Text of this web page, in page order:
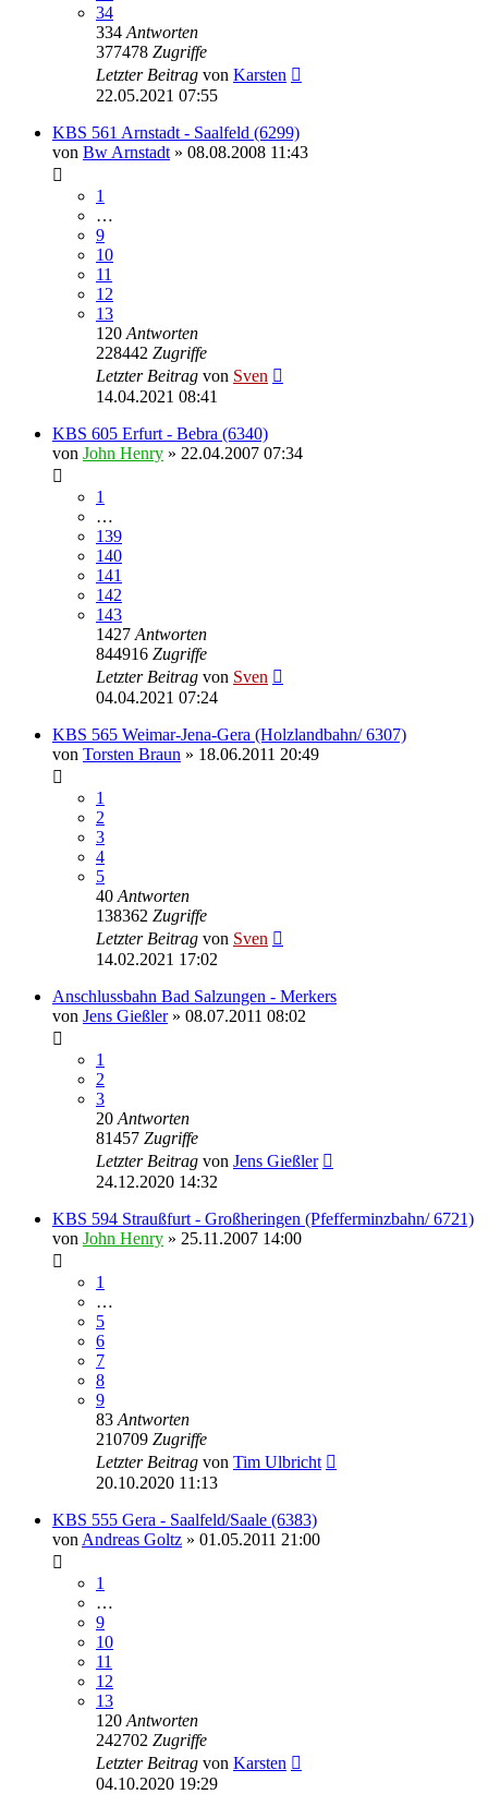
34
334 Antworten
377478 Zugriffe
Letzter Beitrag von Karsten
22.05.2021 07:55
KBS 561 Arnstadt - Saalfeld (6299)
von Bw Arnstadt » 08.08.2008 11:43
1
…
9
10
11
12
13
120 Antworten
228442 Zugriffe
Letzter Beitrag von Sven
14.04.2021 08:41
KBS 605 Erfurt - Bebra (6340)
von John Henry » 22.04.2007 07:34
1
…
139
140
141
142
143
1427 Antworten
844916 Zugriffe
Letzter Beitrag von Sven
04.04.2021 07:24
KBS 565 Weimar-Jena-Gera (Holzlandbahn/ 6307)
von Torsten Braun » 18.06.2011 20:49
1
2
3
4
5
40 Antworten
138362 Zugriffe
Letzter Beitrag von Sven
14.02.2021 17:02
Anschlussbahn Bad Salzungen - Merkers
von Jens Gießler» 08.07.2011 08:02
1
2
3
20 Antworten
81457 Zugriffe
Letzter Beitrag von Jens Gießler
24.12.2020 14:32
KBS 594 Straußfurt - Großheringen (Pfefferminzbahn/ 6721)
von John Henry » 25.11.2007 14:00
1
…
5
6
7
8
9
83 Antworten
210709 Zugriffe
Letzter Beitrag von Tim Ulbricht
20.10.2020 11:13
KBS 555 Gera - Saalfeld/Saale (6383)
von Andreas Goltz » 01.05.2011 21:00
1
…
9
10
11
12
13
120 Antworten
242702 Zugriffe
Letzter Beitrag von Karsten
04.10.2020 19:29